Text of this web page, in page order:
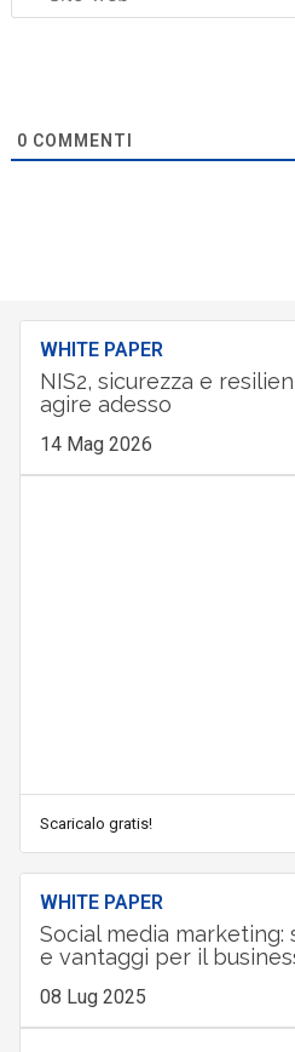
0 COMMENTI
WHITE PAPER
NIS2, sicurezza e
agire adesso
14 Mag 2026
Scaricalo gratis!
WHITE PAPER
Social media
e vantaggi per il
08 Lug 2025